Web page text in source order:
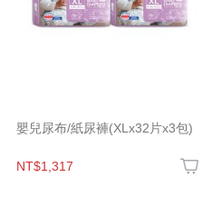
嬰兒尿布/紙尿褲(XLx32片x3包)
NT$1,317